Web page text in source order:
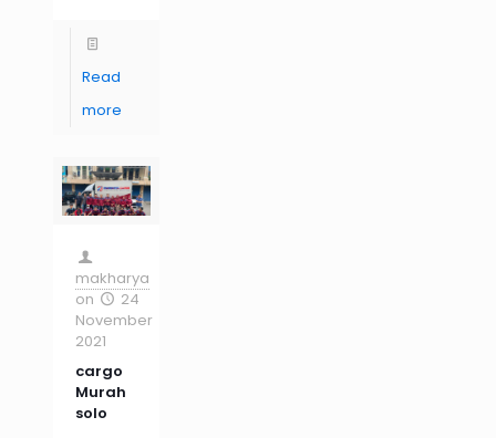
Read
more
makharya
on
24
November
2021
cargo
Murah
solo